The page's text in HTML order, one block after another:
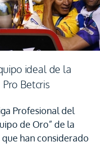
ideal de la
Betcris
Profesional del
de Oro” de la
que han considerado